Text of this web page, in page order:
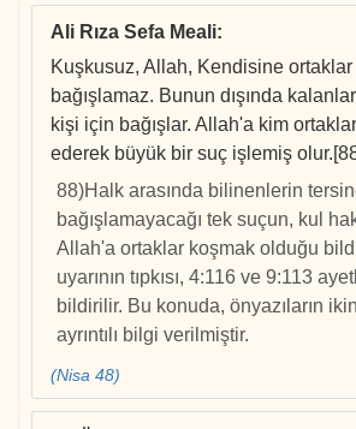
Ali Rıza Sefa Meali:
Kuşkusuz, Allah, Kendisine ortaklar
bağışlamaz. Bunun dışında
kişi için bağışlar. Allah'a kim
ederek büyük bir suç işlemiş
88)Halk arasında bilinenlerin
bağışlamayacağı tek suçun, kul
Allah'a ortaklar koşmak olduğu
uyarının tıpkısı, 4:116 ve 9:113
bildirilir. Bu konuda, önyazıların
ayrıntılı bilgi verilmiştir.
(Nisa 48)